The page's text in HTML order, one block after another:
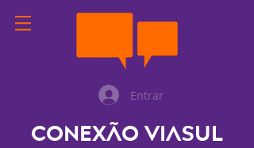
Entrar
Conexão ViaSul